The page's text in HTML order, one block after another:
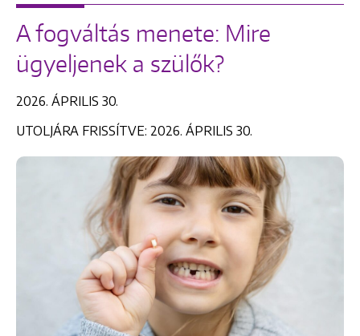
A fogváltás menete: Mire
ügyeljenek a szülők?
2026. ÁPRILIS 30.
UTOLJÁRA FRISSÍTVE: 2026. ÁPRILIS 30.